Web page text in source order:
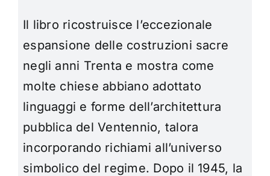
Il libro ricostruisce l’eccezionale
espansione delle costruzioni sacre
negli anni Trenta e mostra come
molte chiese abbiano adottato
linguaggi e forme dell’architettura
pubblica del Ventennio, talora
incorporando richiami all’universo
simbolico del regime. Dopo il 1945, la